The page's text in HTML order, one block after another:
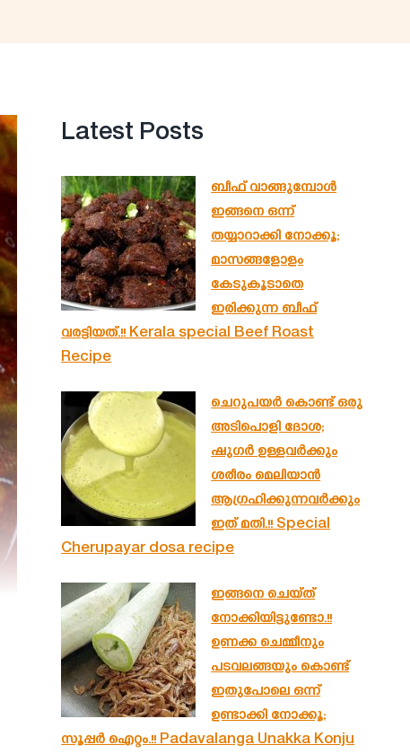
Latest Posts
ബീഫ് വാങ്ങുമ്പോൾ
ഇങ്ങനെ ഒന്ന്
തയ്യാറാക്കി നോക്കൂ;
മാസങ്ങളോളം
കേടുകൂടാതെ
ഇരിക്കുന്ന ബീഫ്
വരട്ടിയത്.!! Kerala special Beef Roast
Recipe
ചെറുപയർ കൊണ്ട് ഒരു
അടിപൊളി ദോശ;
ഷുഗർ ഉള്ളവർക്കും
ശരീരം മെലിയാൻ
ആഗ്രഹിക്കുന്നവർക്കും
ഇത് മതി.!! Special
Cherupayar dosa recipe
ഇങ്ങനെ ചെയ്ത്
നോക്കിയിട്ടുണ്ടോ.!!
ഉണക്ക ചെമ്മീനും
പടവലങ്ങയും കൊണ്ട്
ഇതുപോലെ ഒന്ന്
ഉണ്ടാക്കി നോക്കൂ;
സൂപ്പർ ഐറ്റം.!! Padavalanga Unakka Konju